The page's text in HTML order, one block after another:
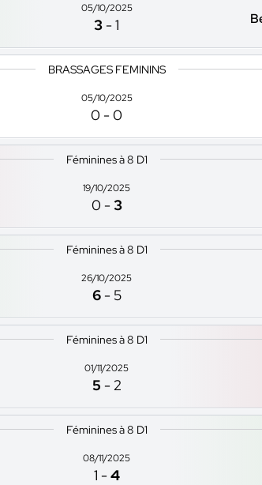
05/10/2025
3 -1
BRASSAGES FEMININS
05/10/2025
0 -0
Féminines à 8 D1
19/10/2025
0 -3
Féminines à 8 D1
26/10/2025
6 - 5
Féminines à 8 D1
01/11/2025
5 -2
Féminines à 8 D1
08/11/2025
1 -4